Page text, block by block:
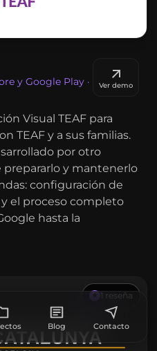
Blog Contacto
y Google Play ·
Ver demo
Visual TEAF para
TEAF y a sus familias.
por otro
y mantenerlo
configuración de
el proceso completo
hasta la
★ 1 reseña